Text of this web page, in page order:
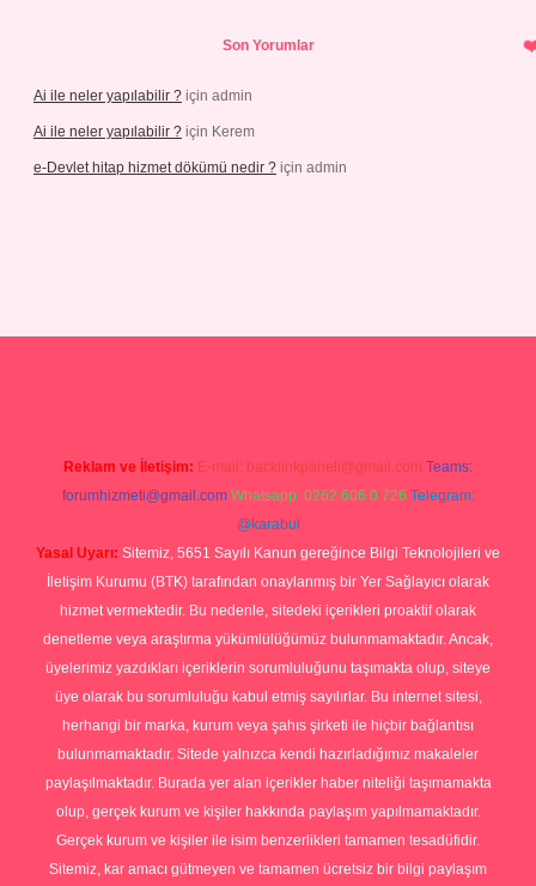
Son Yorumlar
Ai ile neler yapılabilir ? için admin
Ai ile neler yapılabilir ? için Kerem
e-Devlet hitap hizmet dökümü nedir ? için admin
Reklam ve İletişim: E-mail: backlinkpaneli@gmail.com Teams:
forumhizmeti@gmail.com Whatsapp: 0262 606 0 726 Telegram:
@karabul
Yasal Uyarı: Sitemiz, 5651 Sayılı Kanun gereğince Bilgi Teknolojileri ve
İletişim Kurumu (BTK) tarafından onaylanmış bir Yer Sağlayıcı olarak
hizmet vermektedir. Bu nedenle, sitedeki içerikleri proaktif olarak
denetleme veya araştırma yükümlülüğümüz bulunmamaktadır. Ancak,
üyelerimiz yazdıkları içeriklerin sorumluluğunu taşımakta olup, siteye
üye olarak bu sorumluluğu kabul etmiş sayılırlar. Bu internet sitesi,
herhangi bir marka, kurum veya şahıs şirketi ile hiçbir bağlantısı
bulunmamaktadır. Sitede yalnızca kendi hazırladığımız makaleler
paylaşılmaktadır. Burada yer alan içerikler haber niteliği taşımamakta
olup, gerçek kurum ve kişiler hakkında paylaşım yapılmamaktadır.
Gerçek kurum ve kişiler ile isim benzerlikleri tamamen tesadüfidir.
Sitemiz, kar amacı gütmeyen ve tamamen ücretsiz bir bilgi paylaşım